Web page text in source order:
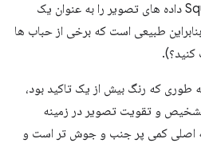
داده ها در کدمان است. Squoosh داده های تصویر را به عنوان یک
طبیعی است که برخی از حباب ها
کنید؟).
طوری که رنگ بیش از یک تاکید بود،
تشخیص و تقویت تصویر در زمینه
اصلی کمی پر جنب و جوش تر است و